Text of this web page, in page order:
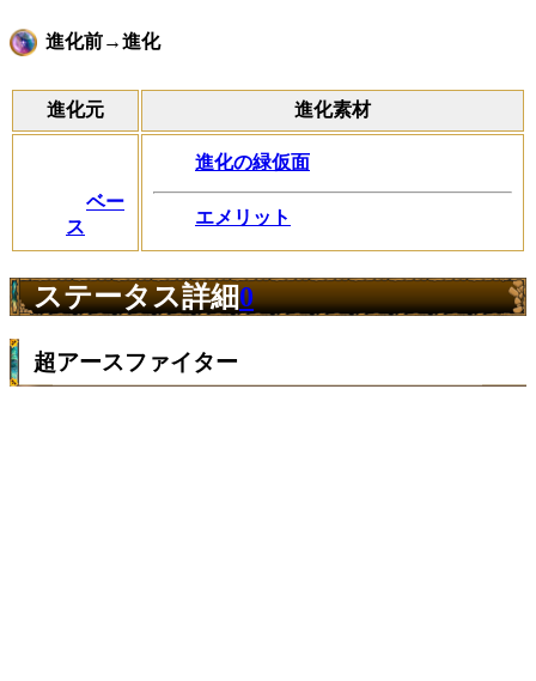
進化前→進化
進化元 進化素材
ベー
ス
進化の緑仮面
エメリット
ステータス詳細0
超アースファイター